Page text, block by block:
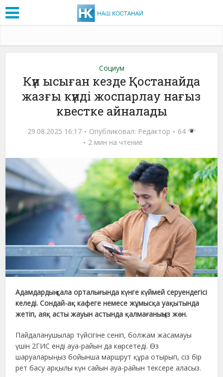
Социум
Күн ысыған кезде Қостанайда
жазғы күнді жоспарлау нағыз
квестке айналады
29.08.2025 16:17 Опубликовал: Редактор
64
2 мин на чтение
Адамдардың қала орталығында күнге күймей серуендегісі
келеді. Сондай-ақ кафеге немесе жұмысқа уақытында
жетіп, аяқ асты жауын астында қалмағаныңыз жөн.
Пайдаланушылар түйсігіне сеніп, болжам жасамауы
үшін 2ГИС енді ауа-райын да көрсетеді. Өз
шаруаларыңыз бойынша маршрут құра отырып, сіз бір
рет басу арқылы күн сайын ауа-райын тексере аласыз.